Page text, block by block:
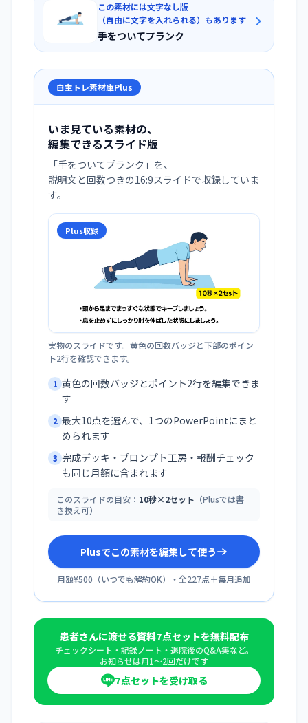
この素材には文字なし版
（自由に文字を入れられる）もあります
手をついてプランク
自主トレ素材庫Plus
いま見ている素材の、
編集できるスライド版
「手をついてプランク 」を、
説明文と回数つきの16:9スライドで収録していま
す。
Plus収録
実物のスライドです。黄色の回数バッジと下部のポイン
ト2行を確認できます。
1 黄色の回数バッジとポイント2行を編集できま
す
2 最大10点を選んで、1つのPowerPointにまと
められます
3 完成デッキ・プロンプト工房・報酬チェック
も同じ月額に含まれます
このスライドの目安： 10秒×2セット （Plusでは書
き換え可）
Plusでこの素材を編集して使う
月額¥500 （いつでも解約OK）・全227点＋毎月追加
患者さんに渡せる資料7点セットを無料配布
チェックシート・記録ノート・退院後のQ&A集など。
お知らせは月1〜2回だけです
7点セットを受け取る